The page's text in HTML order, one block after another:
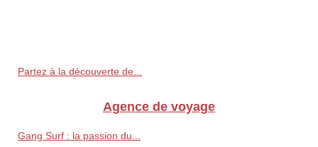
Partez à la découverte de...
Agence de voyage
Gang Surf : la passion du...